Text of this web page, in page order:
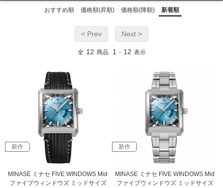
おすすめ順 価格順(昇順) 価格順(降順) 新着順
< Prev Next >
全 12 商品 1 - 12 表示
新作
MINASE ミナセ FIVE WINDOWS Mid
ファイブウィンドウズ ミッドサイズ
新作
MINASE ミナセ FIVE WINDOWS Mid
ファイブウィンドウズ ミッドサイズ